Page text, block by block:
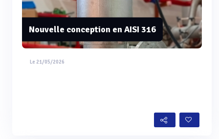
Nouvelle conception en AISI 316
Le 21/05/2026